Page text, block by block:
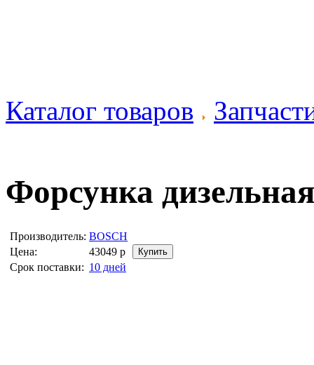
Каталог товаров
Форсунка
Производитель: BOSCH
Цена:
43049 р
Срок поставки: 10 дней